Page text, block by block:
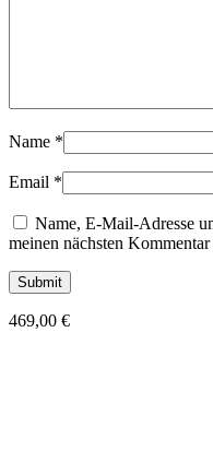
Name *
Email *
Name, E-Mail-Adresse
meinen nächsten Kommentar
469,00 €